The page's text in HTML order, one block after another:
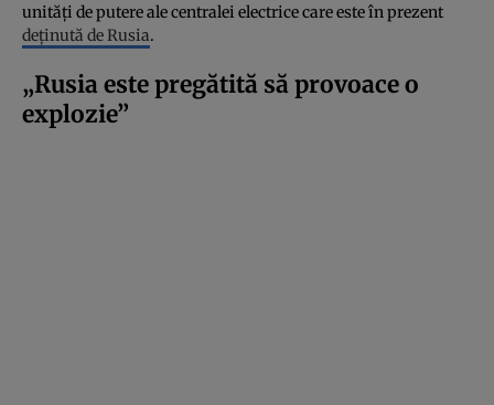
unități de putere ale centralei electrice care este în prezent
deținută de Rusia.
„Rusia este pregătită să provoace o
explozie”